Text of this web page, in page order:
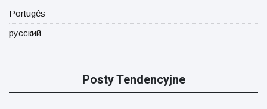
Portugês
русский
Posty Tendencyjne